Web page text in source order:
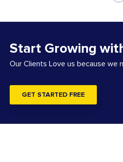
Start Growing
Our Clients Love us because we
GET STARTED FREE